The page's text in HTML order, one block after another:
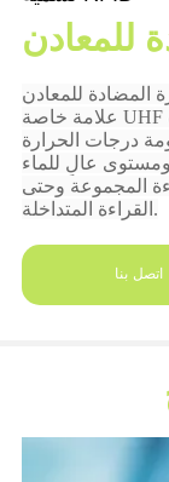
للمعادن
اتصل بنا